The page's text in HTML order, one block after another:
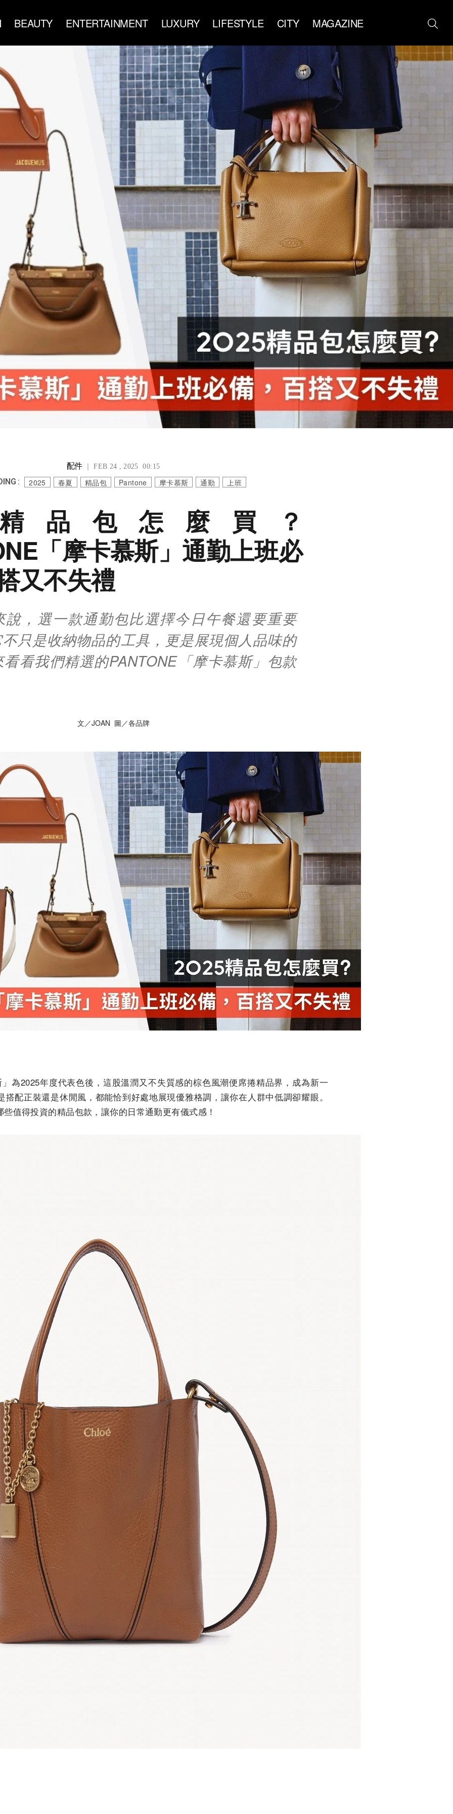
BEAUTY ENTERTAINMENT LUXURY LIFESTYLE CITY MAGAZINE
配件｜ FEB 24 , 2025 00:15
: 2025 春夏 精品包 Pantone 摩卡慕斯 通勤 上班
精品包怎麼買？
「摩卡慕斯」通勤上班必
又不失禮
說，選一款通勤包比選擇今日午餐還要重要
只是收納物品的工具，更是展現個人品味的
看我們精選的PANTONE「摩卡慕斯」包款
文／JOAN 圖／各品牌
為2025年度代表色後，這股溫潤又不失質感的棕色風潮便席捲精品界，成為新一
配正裝還是休閒風，都能恰到好處地展現優雅格調，讓你在人群中低調卻耀眼。
值得投資的精品包款，讓你的日常通勤更有儀式感！